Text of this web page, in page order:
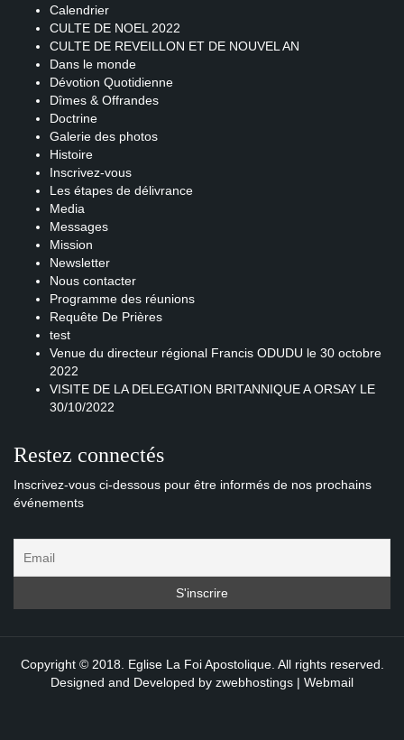
Calendrier
CULTE DE NOEL 2022
CULTE DE REVEILLON ET DE NOUVEL AN
Dans le monde
Dévotion Quotidienne
Dîmes & Offrandes
Doctrine
Galerie des photos
Histoire
Inscrivez-vous
Les étapes de délivrance
Media
Messages
Mission
Newsletter
Nous contacter
Programme des réunions
Requête De Prières
test
Venue du directeur régional Francis ODUDU le 30 octobre
2022
VISITE DE LA DELEGATION BRITANNIQUE A ORSAY LE
30/10/2022
Restez connectés
Inscrivez-vous ci-dessous pour être informés de nos prochains
événements
Copyright © 2018. Eglise La Foi Apostolique. All rights reserved.
Designed and Developed by zwebhostings | Webmail